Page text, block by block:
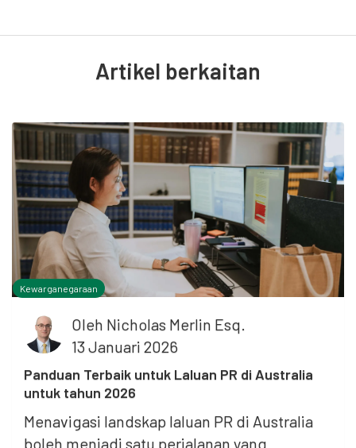
Artikel berkaitan
Kewarganegaraan
Oleh Nicholas Merlin Esq.
13 Januari 2026
Panduan Terbaik untuk Laluan PR di Australia
untuk tahun 2026
Menavigasi landskap laluan PR di Australia
boleh menjadi satu perjalanan yang